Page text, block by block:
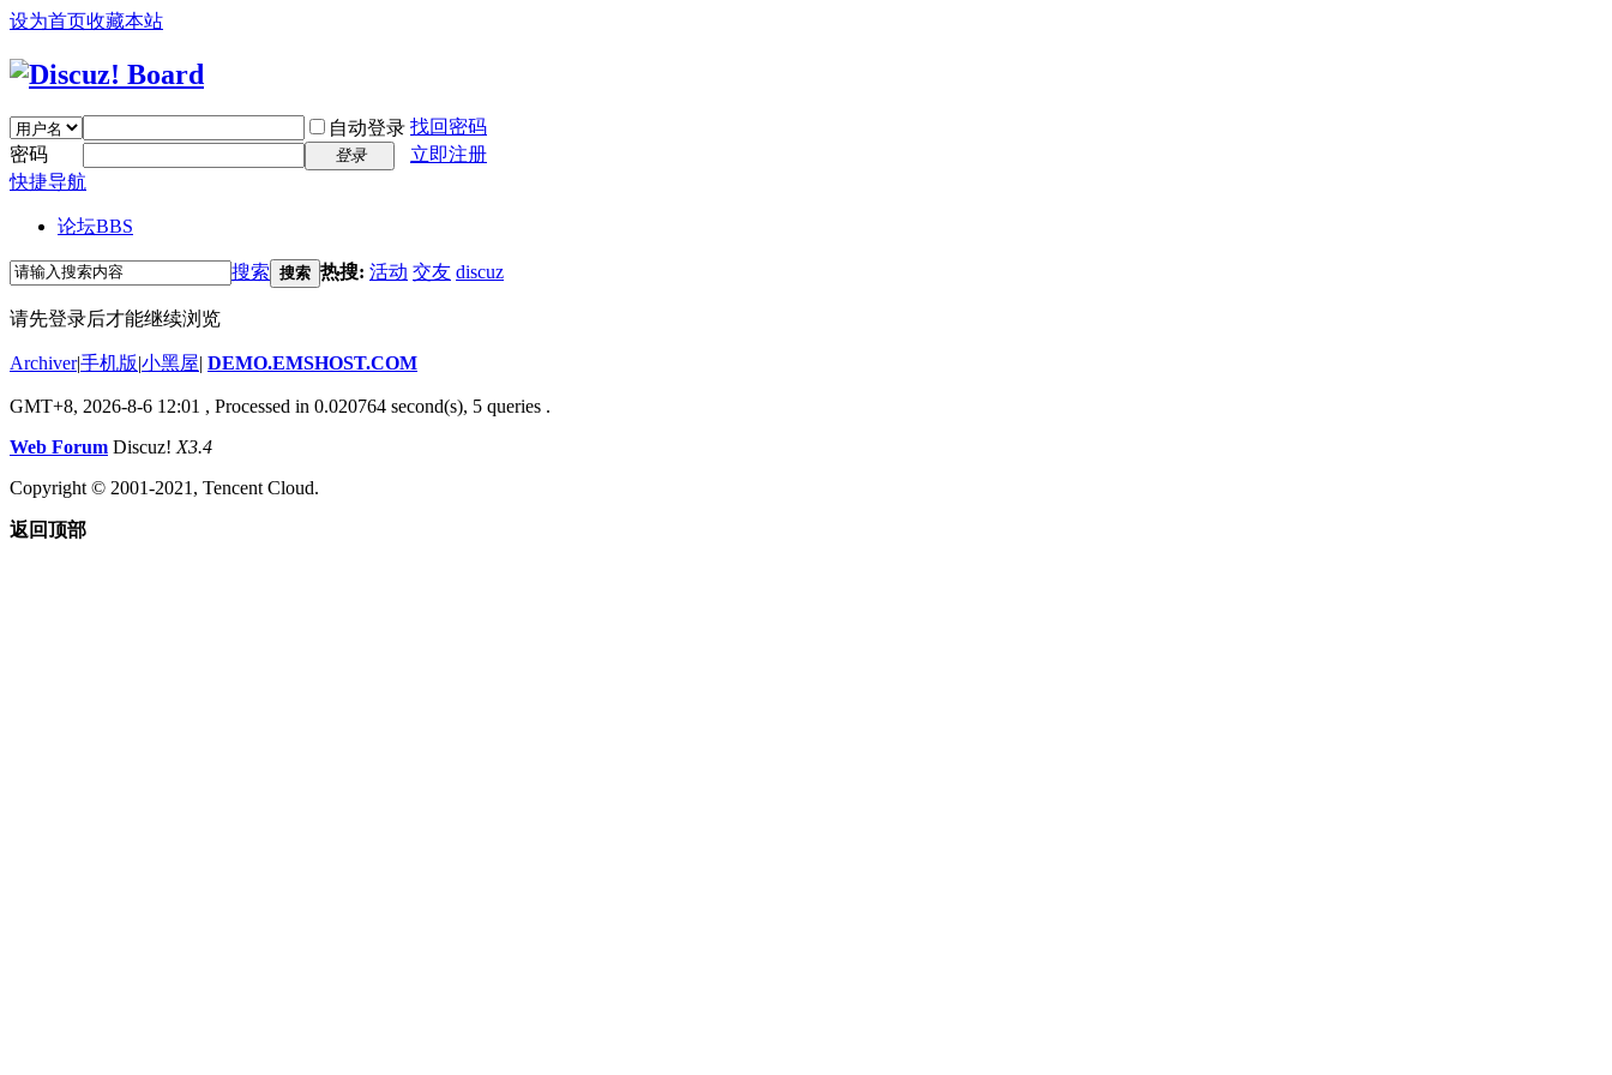
设为首页收藏本站
自动登录 找回密码
密码
登录
立即注册
快捷导航
论坛BBS
搜索 搜索 热搜: 活动 交友 discuz
请先登录后才能继续浏览
Archiver|手机版|小黑屋| DEMO.EMSHOST.COM
GMT+8, 2026-8-6 12:01 , Processed in 0.020764 second(s), 5 queries .
Web Forum Discuz! X3.4
Copyright © 2001-2021, Tencent Cloud.
返回顶部